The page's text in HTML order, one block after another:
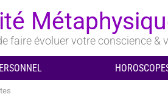
faire évoluer votre conscience &